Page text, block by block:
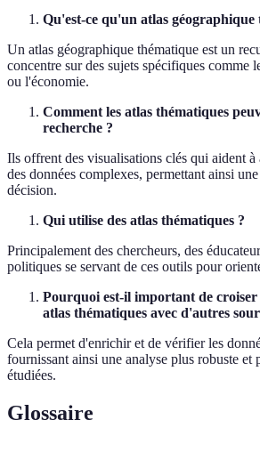
Qu'est-ce qu'un atlas géographique
Un atlas géographique thématique est un
concentre sur des sujets spécifiques comme
ou l'économie.
Comment les atlas thématiques
recherche ?
Ils offrent des visualisations clés qui aident à
des données complexes, permettant ainsi
décision.
Qui utilise des atlas thématiques ?
Principalement des chercheurs, des
politiques se servant de ces outils pour
Pourquoi est-il important de croiser
atlas thématiques avec d'autres
Cela permet d'enrichir et de vérifier les
fournissant ainsi une analyse plus robuste et
étudiées.
Glossaire